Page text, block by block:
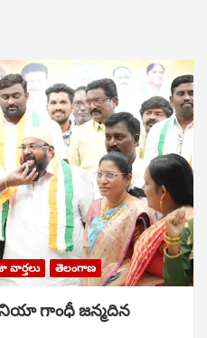
వార్తలు తెలంగాణ
గాంధీ జ‌న్మ‌దిన